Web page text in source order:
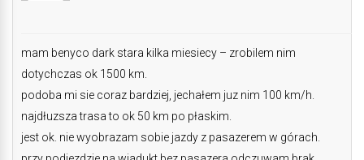
mam benyco dark stara kilka miesiecy – zrobilem nim
dotychczas ok 1500 km.
podoba mi sie coraz bardziej, jechałem juz nim 100 km/h.
najdłuzsza trasa to ok 50 km po płaskim.
jest ok. nie wyobrazam sobie jazdy z pasazerem w górach.